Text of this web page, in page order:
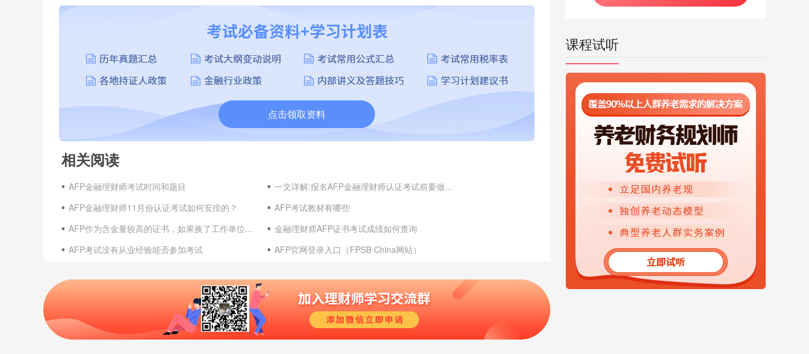
点击领取资料
相关阅读
AFP金融理财师考试时间和题目
一文详解:报名AFP金融理财师认证考试前要做什么?
AFP金融理财师11月份认证考试如何安排的？
AFP考试教材有哪些
AFP作为含金量较高的证书，如果换了工作单位证书会失效吗？
金融理财师AFP证书考试成绩如何查询
AFP考试没有从业经验能否参加考试
AFP官网登录入口（FPSB China网站）
课程试听